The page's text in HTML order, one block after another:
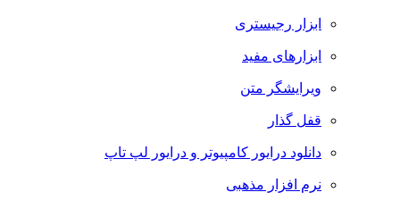
ابزار رجیستری
ابزارهای مفید
ویرایشگر متن
قفل گذار
دانلود درایور کامپیوتر و درایور لپ تاپ
نرم افزار مذهبی